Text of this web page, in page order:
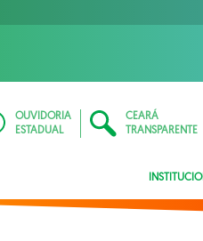
OUVIDORIA
ESTADUAL
CEARÁ
TRANSPARENTE